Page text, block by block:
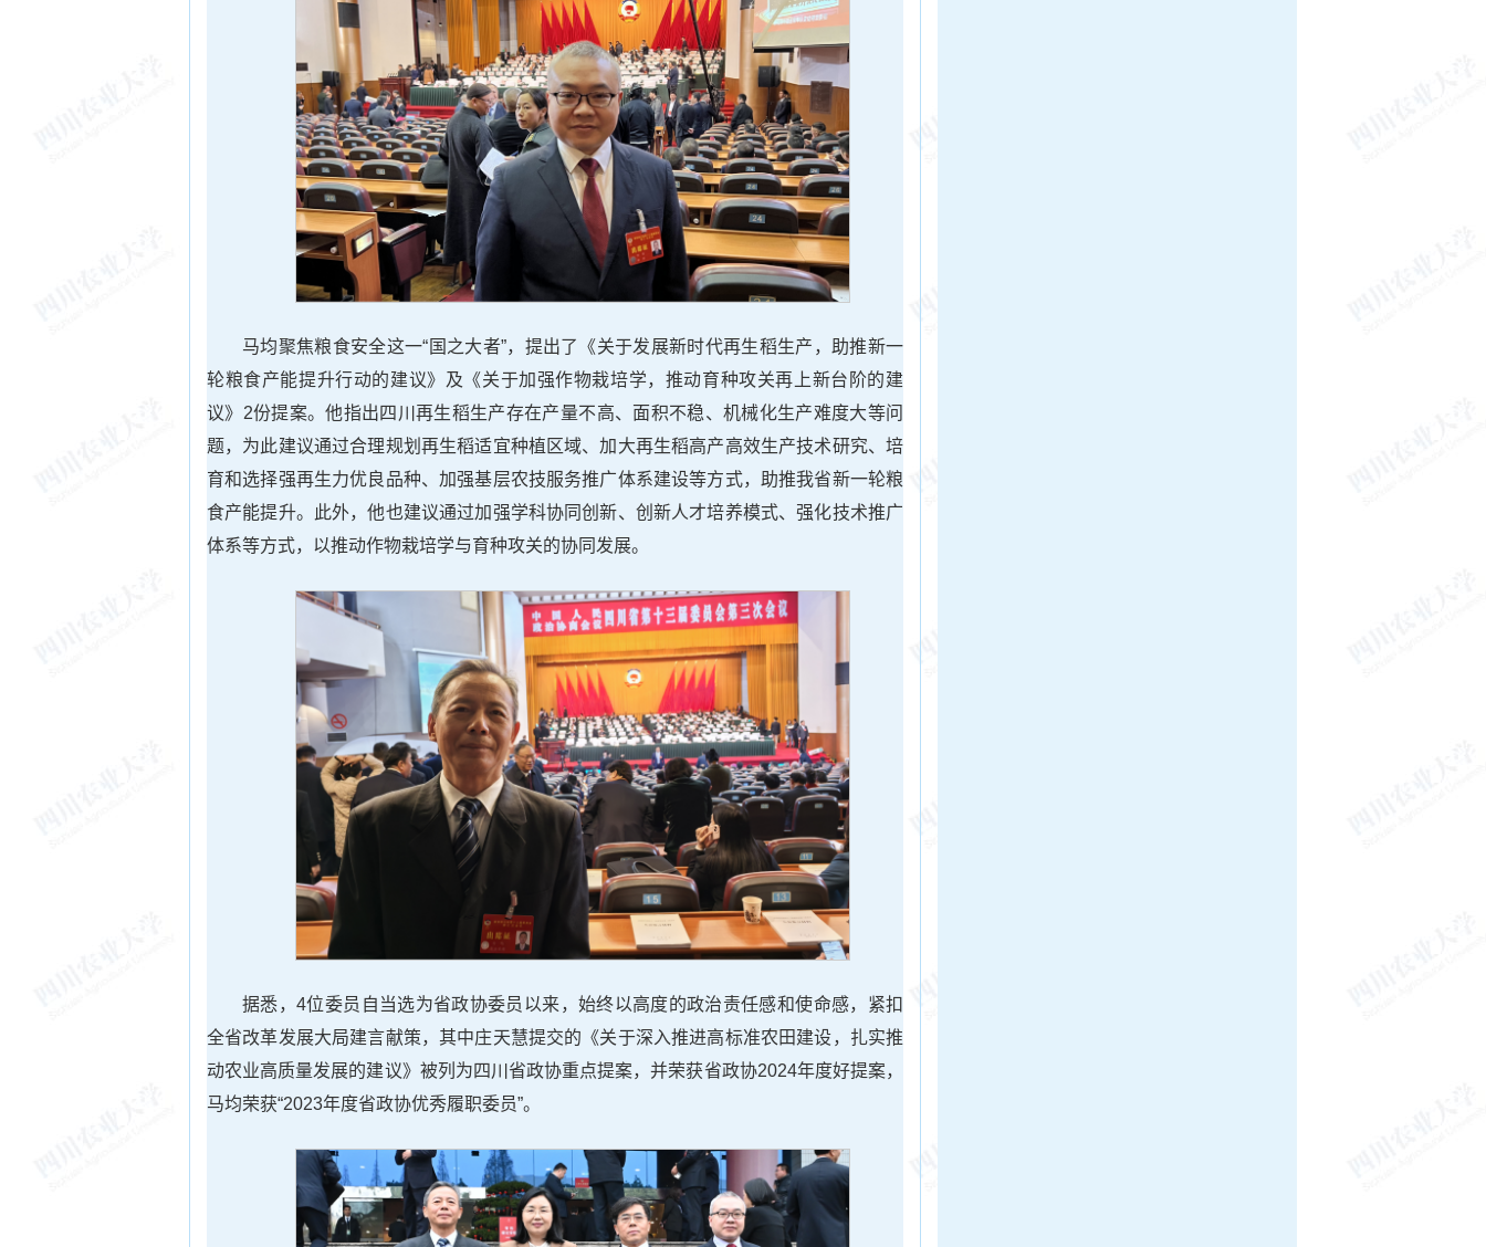
马均聚焦粮食安全这一“国之大者”，提出了《关于发展新时代再生稻生产，助推新一
轮粮食产能提升行动的建议》及《关于加强作物栽培学，推动育种攻关再上新台阶的建
议》2份提案。他指出四川再生稻生产存在产量不高、面积不稳、机械化生产难度大等问
题，为此建议通过合理规划再生稻适宜种植区域、加大再生稻高产高效生产技术研究、培
育和选择强再生力优良品种、加强基层农技服务推广体系建设等方式，助推我省新一轮粮
食产能提升。此外，他也建议通过加强学科协同创新、创新人才培养模式、强化技术推广
体系等方式，以推动作物栽培学与育种攻关的协同发展。
据悉，4位委员自当选为省政协委员以来，始终以高度的政治责任感和使命感，紧扣
全省改革发展大局建言献策，其中庄天慧提交的《关于深入推进高标准农田建设，扎实推
动农业高质量发展的建议》被列为四川省政协重点提案，并荣获省政协2024年度好提案，
马均荣获“2023年度省政协优秀履职委员”。